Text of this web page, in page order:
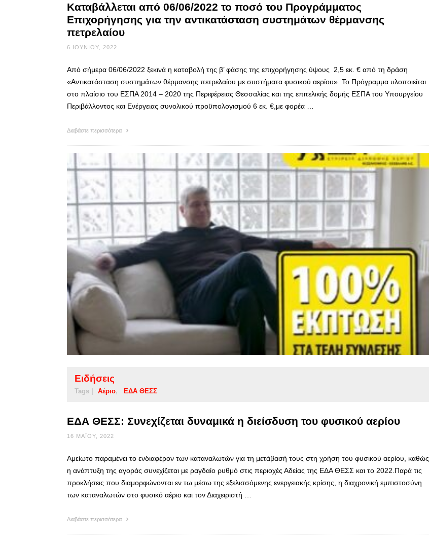
Καταβάλλεται από 06/06/2022 το ποσό του Προγράμματος
Επιχορήγησης για την αντικατάσταση συστημάτων θέρμανσης
πετρελαίου
6 ΙΟΥΝΊΟΥ, 2022
Από σήμερα 06/06/2022 ξεκινά η καταβολή της β’ φάσης της επιχορήγησης ύψους 2,5 εκ. € από τη δράση
«Αντικατάσταση συστημάτων θέρμανσης πετρελαίου με συστήματα φυσικού αερίου». Το Πρόγραμμα υλοποιείται
στο πλαίσιο του ΕΣΠΑ 2014 – 2020 της Περιφέρειας Θεσσαλίας και της επιτελικής δομής ΕΣΠΑ του Υπουργείου
Περιβάλλοντος και Ενέργειας συνολικού προϋπολογισμού 6 εκ. €,με φορέα …
Διαβάστε περισσότερα
Ειδήσεις
Tags | Αέριο ΕΔΑ ΘΕΣΣ
ΕΔΑ ΘΕΣΣ: Συνεχίζεται δυναμικά η διείσδυση του φυσικού αερίου
16 ΜΑΪ́ΟΥ, 2022
Αμείωτο παραμένει το ενδιαφέρον των καταναλωτών για τη μετάβασή τους στη χρήση του φυσικού αερίου, καθώς
η ανάπτυξη της αγοράς συνεχίζεται με ραγδαίο ρυθμό στις περιοχές Αδείας της ΕΔΑ ΘΕΣΣ και το 2022.Παρά τις
προκλήσεις που διαμορφώνονται εν τω μέσω της εξελισσόμενης ενεργειακής κρίσης, η διαχρονική εμπιστοσύνη
των καταναλωτών στο φυσικό αέριο και τον Διαχειριστή …
Διαβάστε περισσότερα